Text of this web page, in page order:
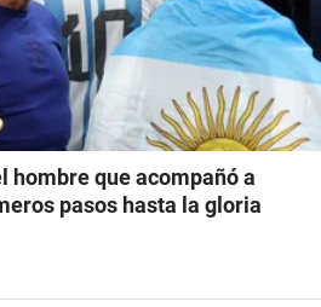
hombre que acompañó a
pasos hasta la gloria